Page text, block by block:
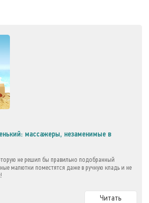
массажеры, незаменимые в
не решил бы правильно подобранный
малютки поместятся даже в ручную кладь и не
Читать